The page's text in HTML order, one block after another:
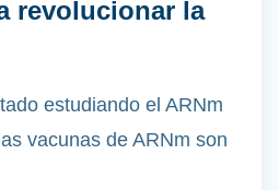
revolucionar la
estudiando el ARNm
vacunas de ARNm son